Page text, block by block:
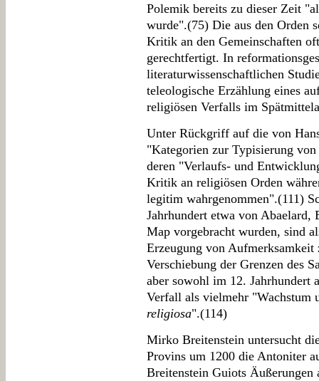
Polemik bereits zu dieser Zeit
wurde".(75) Die aus den Orden
Kritik an den Gemeinschaften
gerechtfertigt. In
literaturwissenschaftlichen
teleologische Erzählung eines
religiösen Verfalls im
Unter Rückgriff auf die von
"Kategorien zur Typisierung
deren "Verlaufs- und
Kritik an religiösen Orden
legitim wahrgenommen".(111)
Jahrhundert etwa von
Map vorgebracht wurden, sind
Erzeugung von
Verschiebung der Grenzen des
aber sowohl im 12. Jahrhundert
Verfall als vielmehr "Wachstum
religiosa".(114)
Mirko Breitenstein untersucht
Provins um 1200 die Antoniter
Breitenstein Guiots Äußerungen